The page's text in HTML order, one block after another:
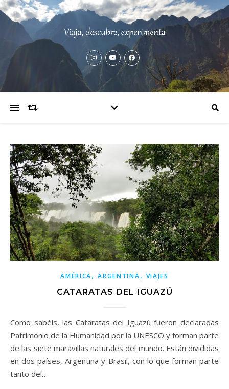
AMÉRICA,ARGENTINA, VIAJES
CATARATAS DEL IGUAZÚ
Como sabéis, las Cataratas del Iguazú fueron declaradas
Patrimonio de la Humanidad por la UNESCO y forman parte
de las siete maravillas naturales del mundo. Están divididas
en dos países, Argentina y Brasil, con lo que forman parte
tanto del…